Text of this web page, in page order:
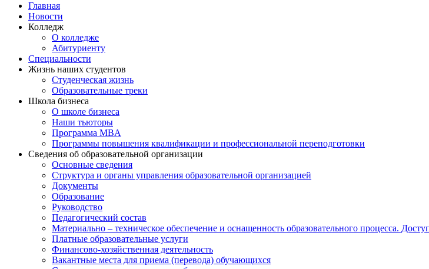
Главная
Новости
Колледж
О колледже
Абитуриенту
Специальности
Жизнь наших студентов
Студенческая жизнь
Образовательные треки
Школа бизнеса
О школе бизнеса
Наши тьюторы
Программа MBA
Программы повышения квалификации и профессиональной переподготовки
Сведения об образовательной организации
Основные сведения
Структура и органы управления образовательной организацией
Документы
Образование
Руководство
Педагогический состав
Материально – техническое обеспечение и оснащенность образовательного процесса.
Платные образовательные услуги
Финансово-хозяйственная деятельность
Вакантные места для приема (перевода) обучающихся